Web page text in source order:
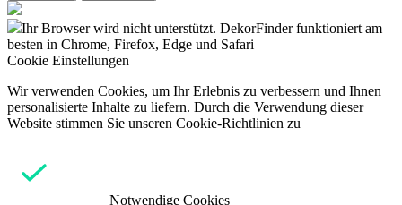
Ihr Browser wird nicht unterstützt. DekorFinder funktioniert am
besten in Chrome, Firefox, Edge und Safari
Cookie Einstellungen
Wir verwenden Cookies, um Ihr Erlebnis zu verbessern und Ihnen
personalisierte Inhalte zu liefern. Durch die Verwendung dieser
Website stimmen Sie unseren Cookie-Richtlinien zu
Notwendige Cookies